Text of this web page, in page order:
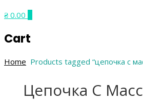
₴ 0.00
Cart
Home Products tagged “цепочка с
Цепочка С